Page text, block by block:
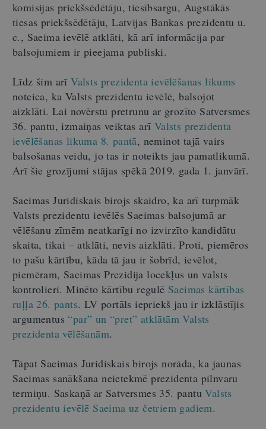
komisijas priekšsēdētāju, tiesībsargu, Augstākās
tiesas priekšsēdētāju, Latvijas Bankas prezidentu u.
c., Saeima ievēlē atklāti, kā arī informācija par
balsojumiem ir pieejama publiski.
Līdz šim arīValsts prezidenta ievēlēšanas likums
noteica, ka Valsts prezidentu ievēlē, balsojot
aizklāti. Lai novērstu pretrunu ar grozīto Satversmes
36. pantu, izmaiņas veiktas arī Valsts prezidenta
ievēlēšanas likuma 8. pantā, neminot tajā vairs
balsošanas veidu, jo tas ir noteikts jau pamatlikumā.
Arī šie grozījumi stājas spēkā 2019. gada 1. janvārī.
Saeimas Juridiskais birojs skaidro, ka arī turpmāk
Valsts prezidentu ievēlēs Saeimas balsojumā ar
vēlēšanu zīmēm neatkarīgi no izvirzīto kandidātu
skaita, tikai – atklāti, nevis aizklāti. Proti, piemēros
to pašu kārtību, kāda tā jau ir šobrīd, ievēlot,
piemēram, Saeimas Prezidija locekļus un valsts
kontrolieri. Minēto kārtību regulē Saeimas kārtības
ruļļa 26. pants. LV portāls iepriekš jau ir izklāstījis
argumentus “par” un “pret” atklātām Valsts
prezidenta vēlēšanām.
Tāpat Saeimas Juridiskais birojs norāda, ka jaunas
Saeimas sanākšana neietekmē prezidenta pilnvaru
termiņu. Saskaņā ar Satversmes 35. pantuValsts
prezidentu ievēlē Saeima uz četriem gadiem.